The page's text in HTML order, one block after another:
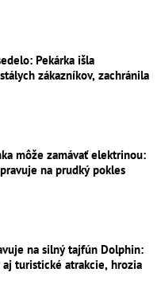
Pekárka išla
zákazníkov, zachránila
môže zamávať elektrinou:
na prudký pokles
na silný tajfún Dolphin:
aj turistické atrakcie, hrozia